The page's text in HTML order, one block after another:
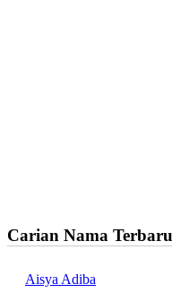
Carian Nama Terbaru
Aisya Adiba